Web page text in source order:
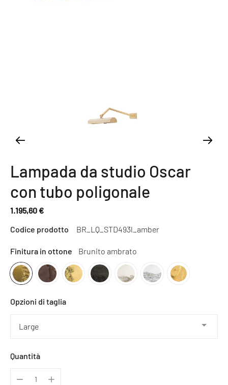
Lampada da studio Oscar
con tubo poligonale
1.195,60 €
Prezzo
normale
Codice prodotto BR_LQ_STD493l_amber
Finitura in ottone Brunito ambrato
Opzioni di taglia
Quantità